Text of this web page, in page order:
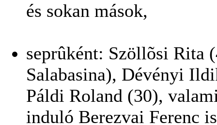
és sokan mások,
seprûként: Szöllõsi Rita
Salabasina), Dévényi
Páldi Roland (30),
induló Berezvai Ferenc